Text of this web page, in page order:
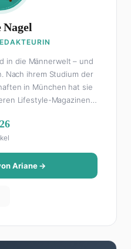
in die Männerwelt – und
Nach ihrem Studium der
in München hat sie
Lifestyle-Magazinen
sie über alles, was
von Interior Design und
Trends bis hin zu
Männer gerne lesen.
genau, was Frauen an
Interior-Tipps basieren
Ariane →